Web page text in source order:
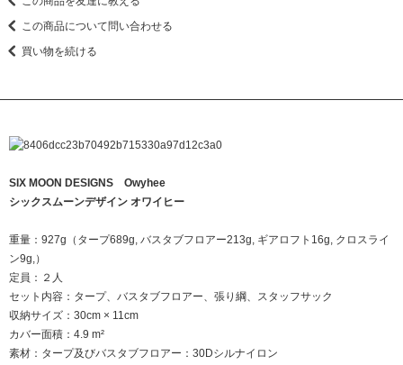
この商品について問い合わせる
買い物を続ける
SIX MOON DESIGNS Owyhee
シックスムーンデザイン オワイヒー
重量：927g（タープ689g, バスタブフロアー213g, ギアロフト16g, クロスライ
ン9g,）
定員：２人
セット内容：タープ、バスタブフロアー、張り綱、スタッフサック
収納サイズ：30cm × 11cm
カバー面積：4.9 m²
素材：タープ及びバスタブフロアー：30Dシルナイロン